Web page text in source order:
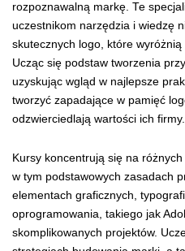
rozpoznawalną markę. Te
uczestnikom narzędzia i wiedzę
skutecznych logo, które
Ucząc się podstaw tworzenia
uzyskując wgląd w najlepsze
tworzyć zapadające w pamięć
odzwierciedlają wartości ich firmy.
Kursy koncentrują się na
w tym podstawowych zasadach
elementach graficznych,
oprogramowania, takiego jak
skomplikowanych projektów.